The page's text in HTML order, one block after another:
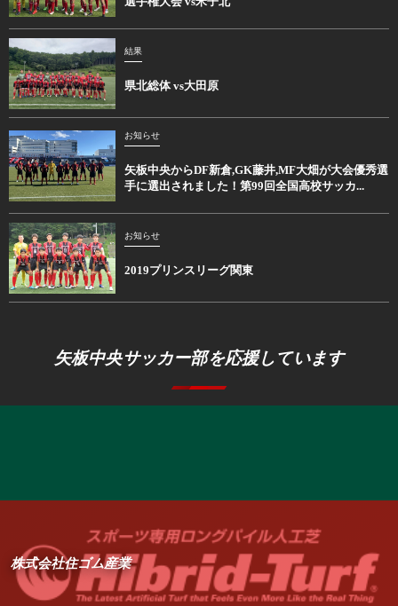
結果
県北総体 vs大田原
お知らせ
矢板中央からDF新倉,GK藤井,MF大畑が大会優秀選
手に選出されました！第99回全国高校サッカ...
お知らせ
2019プリンスリーグ関東
矢板中央サッカー部を応援しています
株式会社住ゴム産業